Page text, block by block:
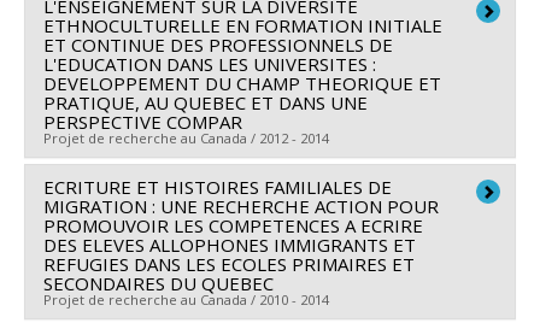
Zhu,Jack Jedwab, Maryse Potvin,Nicole Carignan
Lilyane Rachedi,Richard Bourhis,Micheline Milot
Anne Saris ,Catherine Amiot,Pierre Bosset
Sources de financement : FRQSC/Fonds de recherche
du Québec - Société et culture (FQRSC)
Programmes de subvention :PV129894-(RG)
Programme Regroupements stratégiques
Jacques Ledent,Maryse Potvin,Alain Carpentier
Sources de financement : FRQSC/Fonds de recherche
du Québec - Société et culture (FQRSC)
Programmes de subvention :
Programme Soutien aux équipes de recherche - Stade
de développement : Fonctionnement
Chercheur principal : Françoise Armand
Sources de financement :Centre de services scolaire
Marguerite-Bourgeoys
Programmes de subvention :
L'ENSEIGNEMENT SUR LA DIVERSITE
ETHNOCULTURELLE EN FORMATION INITIALE
ET CONTINUE DES PROFESSIONNELS DE
L'EDUCATION DANS LES UNIVERSITES :
DEVELOPPEMENT DU CHAMP THEORIQUE ET
PRATIQUE, AU QUEBEC ET DANS UNE
PERSPECTIVE COMPAR
Projet de recherche au Canada / 2012 - 2014
Chercheur principal : Maryse Potvin
Co-chercheurs : Marie Mc Andrew,Fasal Kanouté
Françoise Armand,Mireille Estivalèzes,Jrène Rahm
Sources de financement :CRSH/Conseil de recherches
en sciences humaines du Canada
ECRITURE ET HISTOIRES FAMILIALES DE
MIGRATION : UNE RECHERCHE ACTION POUR
PROMOUVOIR LES COMPETENCES A ECRIRE
DES ELEVES ALLOPHONES IMMIGRANTS ET
REFUGIES DANS LES ECOLES PRIMAIRES ET
SECONDAIRES DU QUEBEC
Projet de recherche au Canada / 2010 - 2014